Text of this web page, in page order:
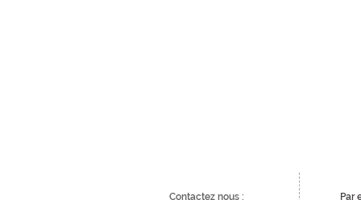
Contactez nous : Par